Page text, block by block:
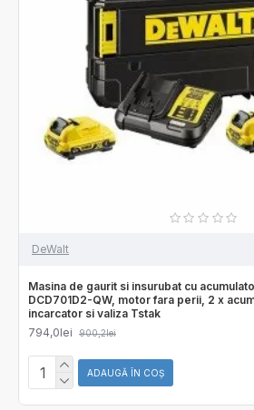
DeWalt
Masina de gaurit si insurubat cu
DCD701D2-QW, motor fara perii, 2 x
incarcator si valiza Tstak
794,0lei
900,2lei
ADAUGĂ ÎN COŞ